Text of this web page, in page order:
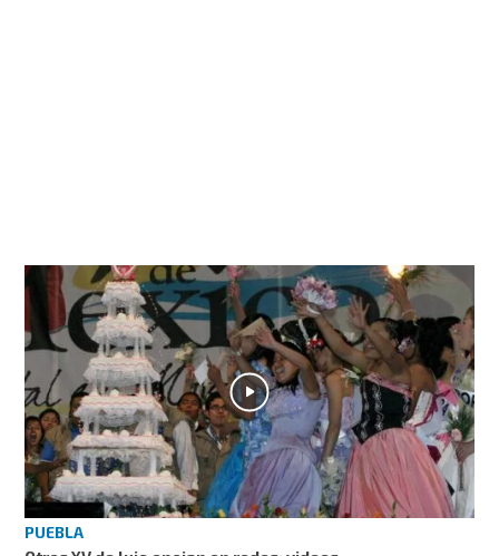
PUEBLA